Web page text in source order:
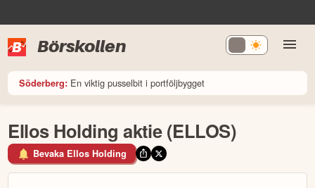
Börskollen
Söderberg: En viktig pusselbit i portföljbygget
Ellos Holding aktie (ELLOS)
Bevaka Ellos Holding